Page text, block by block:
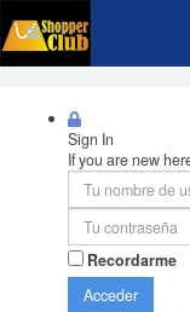
Sign In
If you are new
Recordarme
Acceder